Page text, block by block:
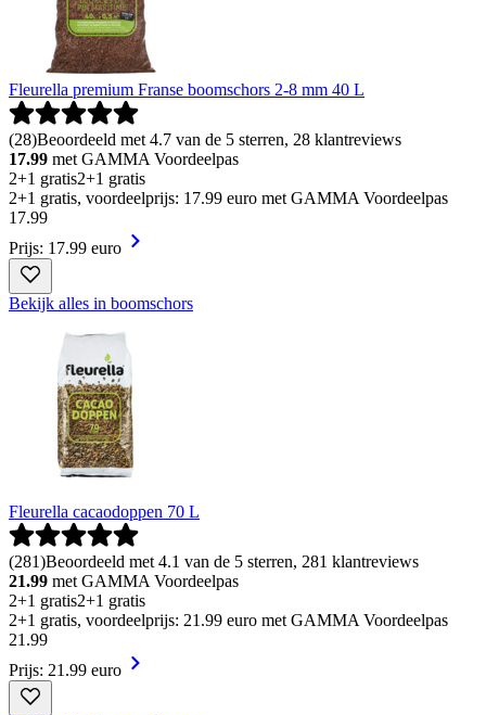
Fleurella premium Franse boomschors 2-8 mm 40 L
(28)Beoordeeld met 4.7 van de 5 sterren, 28 klantreviews
17.99 met GAMMA Voordeelpas
2+1 gratis2+1 gratis
2+1 gratis, voordeelprijs: 17.99 euro met GAMMA Voordeelpas
17.99
Prijs: 17.99 euro
Bekijk alles in boomschors
Fleurella cacaodoppen 70 L
(281)Beoordeeld met 4.1 van de 5 sterren, 281 klantreviews
21.99 met GAMMA Voordeelpas
2+1 gratis2+1 gratis
2+1 gratis, voordeelprijs: 21.99 euro met GAMMA Voordeelpas
21 .99
Prijs: 21.99 euro